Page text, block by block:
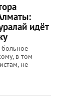
идёт
в том
не